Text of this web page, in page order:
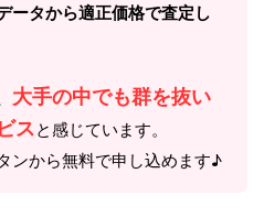
ータから適正価格で査定し
大手の中でも群を抜い
スと感じています。
ンから無料で申し込めます♪